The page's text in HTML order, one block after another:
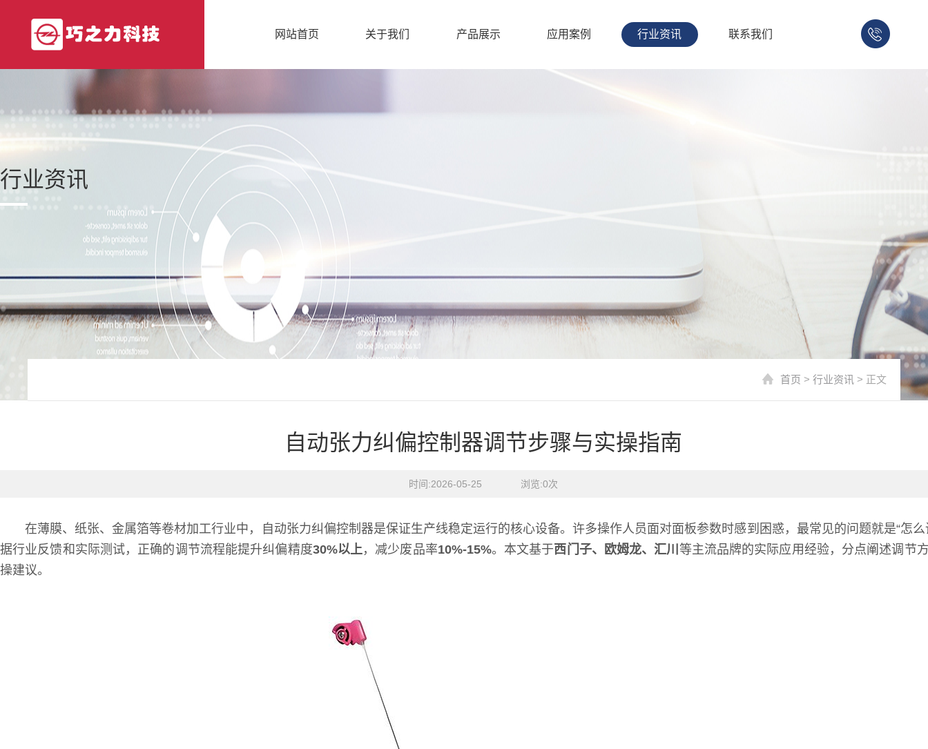
网站首页 关于我们 产品展示 应用案例 行业资讯 联系我们
行业资讯
首页 > 行业资讯 > 正文
自动张力纠偏控制器调节步骤与实操指南
时间:2026-05-25    浏览:0次
在薄膜、纸张、金属箔等卷材加工行业中，自动张力纠偏控制器是保证生产线稳定运行的核心设备。许多操作人员面对面板参数时感到困惑，最常见的问题就是“怎么
据行业反馈和实际测试，正确的调节流程能提升纠偏精度30%以上，减少废品率10%-15%。本文基于西门子、欧姆龙、汇川 等主流品牌的实际应用经验，分点阐述调节
操建议。